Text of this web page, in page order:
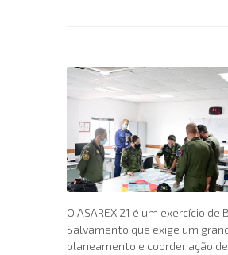
O ASAREX 21 é um exercício de
Salvamento que exige um
planeamento e coordenação